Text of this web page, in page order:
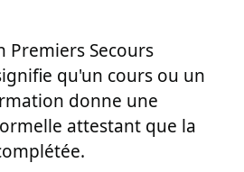
Premiers Secours
qu'un cours ou un
donne une
attestant que la